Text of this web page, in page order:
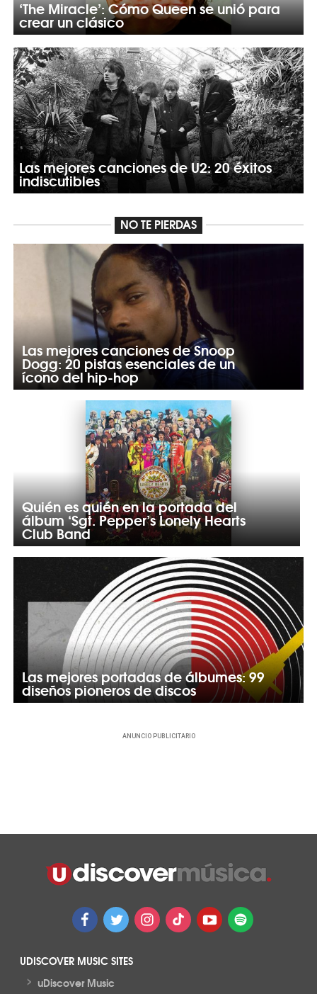
‘The Miracle’: Cómo Queen se unió para
crear un clásico
Las mejores canciones de U2: 20 éxitos
indiscutibles
NO TE PIERDAS
Las mejores canciones de Snoop
Dogg: 20 pistas esenciales de un
ícono del hip-hop
Quién es quién en la portada del
álbum ‘Sgt. Pepper’s Lonely Hearts
Club Band
Las mejores portadas de álbumes: 99
diseños pioneros de discos
ANUNCIO PUBLICITARIO
UDISCOVER MUSIC SITES
> uDiscover Music